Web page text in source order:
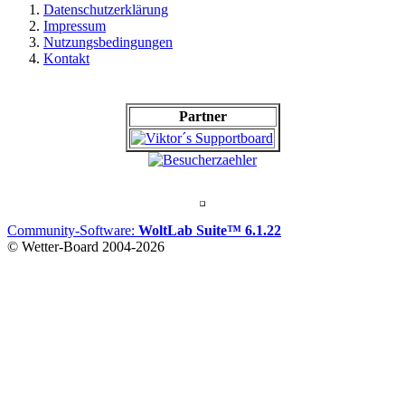
Datenschutzerklärung
Impressum
Nutzungsbedingungen
Kontakt
Partner
Community-Software: WoltLab Suite™ 6.1.22
© Wetter-Board 2004-2026